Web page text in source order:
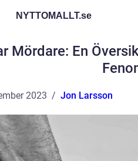
NYTTOMALLT.se
Mördare: En
2023 Jon Larsson